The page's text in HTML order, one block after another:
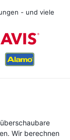
- und viele
Wir berechnen